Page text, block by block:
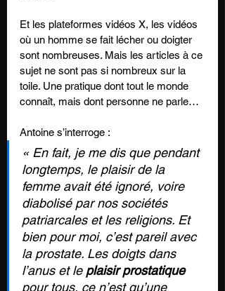
Et les plateformes vidéos X, les vidéos
où un homme se fait lécher ou doigter
sont nombreuses. Mais les articles à ce
sujet ne sont pas si nombreux sur la
toile. Une pratique dont tout le monde
connaît, mais dont personne ne parle…
Antoine s’interroge :
« En fait, je me dis que pendant
longtemps, le plaisir de la
femme avait été ignoré, voire
diabolisé par nos sociétés
patriarcales et les religions. Et
bien pour moi, c’est pareil avec
la prostate. Les doigts dans
l’anus et le plaisir prostatique
pour tous, ce n’est qu’une